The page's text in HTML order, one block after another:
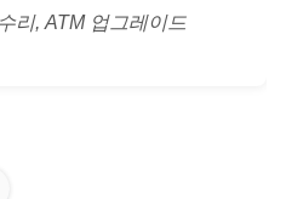
리, ATM 업그레이드